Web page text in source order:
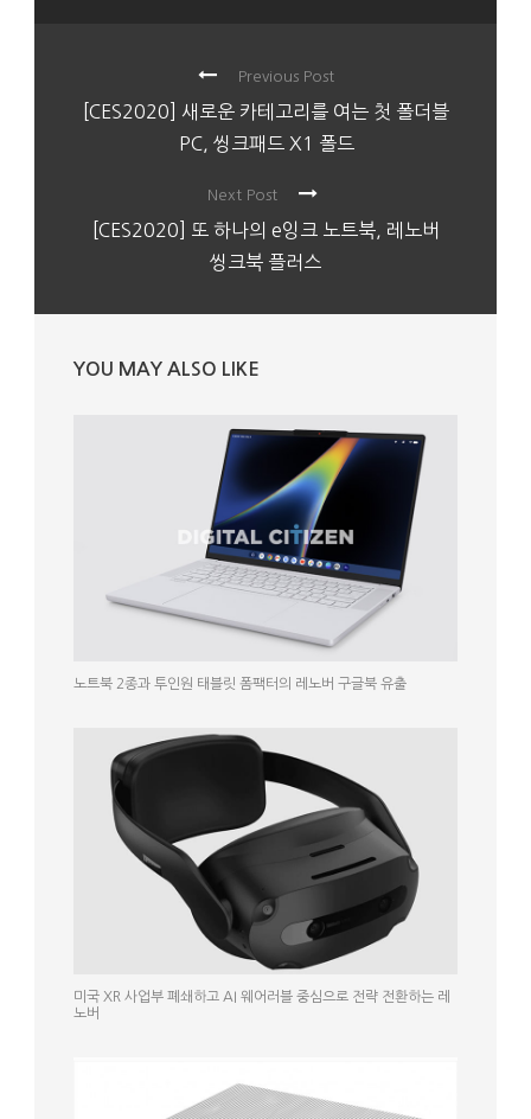
Previous Post
[CES2020] 새로운 카테고리를 여는 첫 폴더블
PC, 씽크패드 X1 폴드
Next Post
[CES2020] 또 하나의 e잉크 노트북, 레노버
씽크북 플러스
YOU MAY ALSO LIKE
노트북 2종과 투인원 태블릿 폼팩터의 레노버 구글북 유출
미국 XR 사업부 폐쇄하고 AI 웨어러블 중심으로 전략 전환하는 레
노버